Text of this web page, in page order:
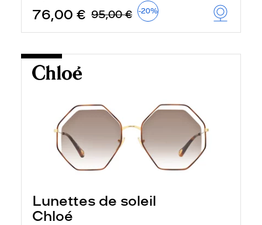
76,00 € 95,00 € -20%
Lunettes de soleil
Chloé